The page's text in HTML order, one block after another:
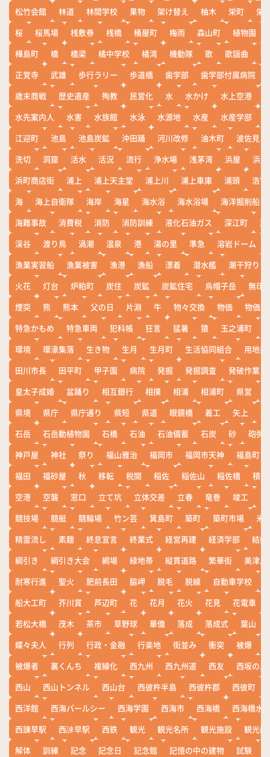
松竹会館 林道 林間学校 果物 架け替え 柚木 栄町
栄
桜
桜馬場 桟敷券 桟橋 桶屋町 梅雨 森山町 植物園
樺島町
橋 橋梁 橘中学校 橘湾 機動隊 歌 歌謡曲
正覚寺
武雄 歩行ラリー 歩道橋 歯学部 歯学部付属病院
歳末商戦
歴史遺産 殉教 民営化 水 水かけ 水上空港
水先案内人
水害 水族館 水泳 水源地 水産 水産学部
江迎町
池島 池島炭鉱 沖田踊 河川改修 油木町
波佐見
洗切
洞窟 活水 活況 流行 浄水場 浅茅湾 浜屋
浜
浜町商店街
浦上 浦上天主堂 浦上川 浦上車庫 浦頭
浩宮
海
海上自衛隊 海岸 海星 海水浴 海水浴場
海洋掘削船
海難事故
消費税 消防 消防訓練 液化石油ガス 深江町
淵
渓谷
渡り鳥 渦潮 温泉 港 湯の里 準急 溶岩ドーム
漁業実習船
漁業被害 漁港 漁船 漂着 潜水艦
潮干狩り
火花
灯台 炉粕町 炭住 炭鉱 炭鉱住宅 烏帽子岳
無印
煙突
熊 熊本 父の日 片淵 牛 物々交換 物価
物価高
特急かもめ
特急車両 犯科帳 狂言 猛暑 猿 玉之浦町
環境
環濠集落 生き物 生月 生月町 生活協同組合
用地売
田川市長
田平町 甲子園 病院 発掘 発掘調査
発破作業
皇太子成婚
盆踊り 相互銀行 相撲 相浦 相浦町 県営
県境
県庁 県庁通り 県短 県道 眼鏡橋 着工 矢上
石岳
石岳動植物園 石橋 石油 石油備蓄 石炭 砂
砲弾
神戸屋
神社 祭り 福山雅治 福岡市 福岡市天神
福島町
福田
福砂屋 秋 移転 税関 稲佐 稲佐山 稲佐橋
積雪
空港
空襲 窓口 立て坑 立体交差 立春 竜巻 竣工
競技場
競艇 競輪場 竹ン芸 箕島町 築町 築町市場
米
精霊流し
素麺 終息宣言 終業式 経営再建 経済学部
結婚
綱引き
綱引き大会 網場 緑地帯 縦貫道路 繁華街
美津島
耐寒行進
聖火 肥前長田 脇岬 脱毛 脱線 自動車学校
船大工町
芥川賞 芦辺町 花 花月 花火 花見 花電車
若松大橋
茂木 茶市 草野球 華僑 落成 落成式 葉山
蝶々夫人
行列 行政・金融 行楽地 街並み 衝突 被爆
被爆者
裏くんち 複線化 西九州 西九州道 西友
西坂の丘
西山
西山トンネル 西山台 西彼杵半島 西彼杵郡 西彼町
西洋館
西海パールシー 西海学園 西海市 西海橋
西海橋水
西諌早駅
西諫早駅 西鉄 観光 観光名所 観光施設
観光船
解体
訓練 記念 記念日 記念館 記憶の中の建物 試験